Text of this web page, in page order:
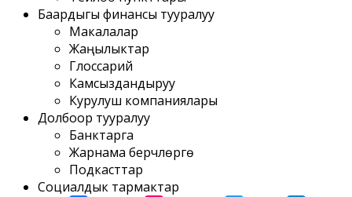
Баардыгы финансы тууралуу
Макалалар
Жаңылыктар
Глоссарий
Камсыздандыруу
Курулуш компаниялары
Долбоор тууралуу
Банктарга
Жарнама берүүчүлөргө
Подкасттар
Социалдык тармактар